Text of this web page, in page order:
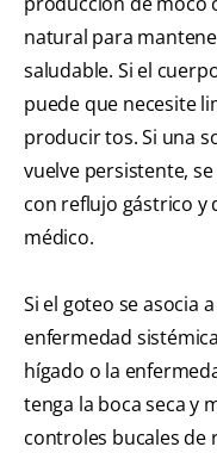
natural para
saludable. Si el
puede que necesite
producir tos. Si una
vuelve persistente,
con reflujo gástrico y
médico.
Si el goteo se asocia
enfermedad
hígado o la
tenga la boca seca y
controles bucales de